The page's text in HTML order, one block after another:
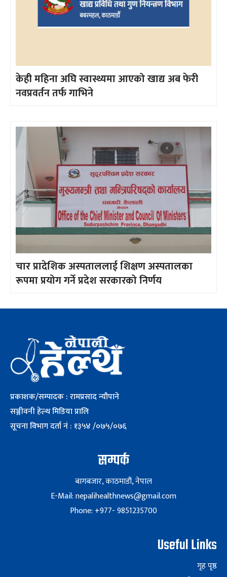
केही महिना अघि स्वास्थ्यमा आएको खाद्य अब फेरी
नवप्रवर्तन तर्फ गाभिने
चार प्रादेशिक अस्पताललाई शिक्षण अस्पतालका
रूपमा प्रयोग गर्ने प्रदेश सरकारको निर्णय
प्रकाशक/सम्पादक : रामप्रसाद न्यौपाने
सञ्जीवनी हेल्थ मिडिया प्रालि
सूचना विभाग दर्ता नं : १३५४ /०७५/०७६
सम्पर्क
बागबजार, काठमाडौं, नेपाल
E-Mail: nepalihealthnews@gmail.com
Phone: +977- 9851235700
Useful Links
गृह पृष्ठ